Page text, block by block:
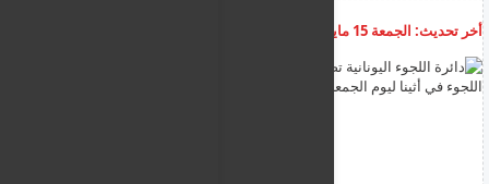
أخر تحديث: الجمعة 15 مايو 2026